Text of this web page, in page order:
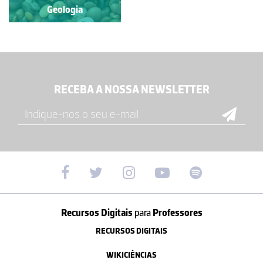
Geologia
RECEBA A NOSSA NEWSLETTER
Recursos Digitais paraProfessores
RECURSOS DIGITAIS
WIKICIÊNCIAS